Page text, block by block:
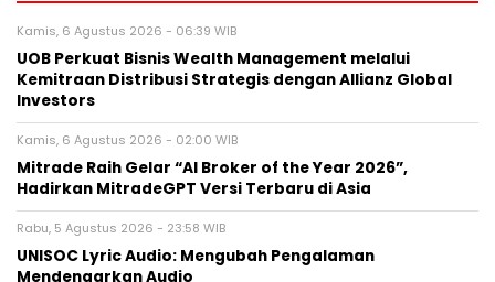
Kamis, 6 Agustus 2026 - 06:39 WIB
UOB Perkuat Bisnis Wealth Management melalui
Kemitraan Distribusi Strategis dengan Allianz Global
Investors
Kamis, 6 Agustus 2026 - 02:00 WIB
Mitrade Raih Gelar “AI Broker of the Year 2026”,
Hadirkan MitradeGPT Versi Terbaru di Asia
Rabu, 5 Agustus 2026 - 23:58 WIB
UNISOC Lyric Audio: Mengubah Pengalaman
Mendengarkan Audio